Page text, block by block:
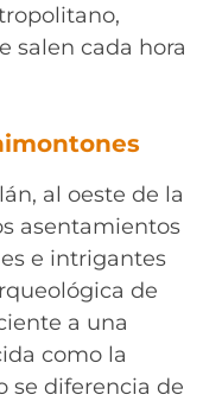
salen cada hora
al oeste de la
asentamientos
e intrigantes
de
a una
como la
se diferencia de